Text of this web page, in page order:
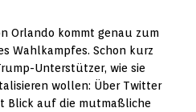
Orlando kommt genau zum
Wahlkampfes. Schon kurz
Unterstützer, wie sie
wollen: Über Twitter
Blick auf die mutmaßliche